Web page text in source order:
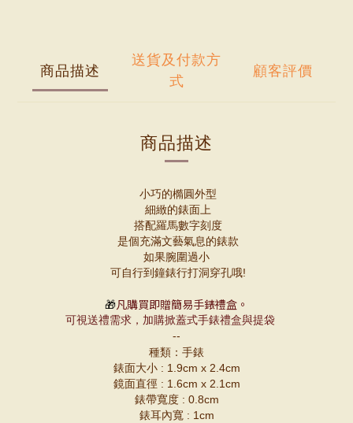
商品描述
送貨及付款方
式
顧客評價
商品描述
小巧的橢圓外型
細緻的錶面上
搭配羅馬數字刻度
是個充滿文藝氣息的錶款
如果腕圍過小
可自行到鐘錶行打洞穿孔哦!
🎁凡購買即贈簡易手錶禮盒。
可視送禮需求，加購掀蓋式手錶禮盒與提袋
--
種類：手錶
錶面大小 : 1.9cm x 2.4cm
鏡面直徑 : 1.6cm x 2.1cm
錶帶寬度 : 0.8cm
錶耳內寬 : 1cm